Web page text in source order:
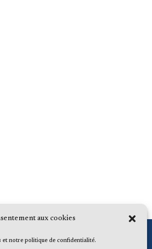
aux cookies
et notre politique de confidentialité.